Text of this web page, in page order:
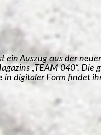
ein Auszug aus der
„TEAM 040“. Die
in digitaler Form findet